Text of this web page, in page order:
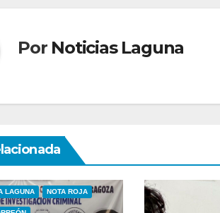
Por Noticias Laguna
LAGUNA NOTA ROJA